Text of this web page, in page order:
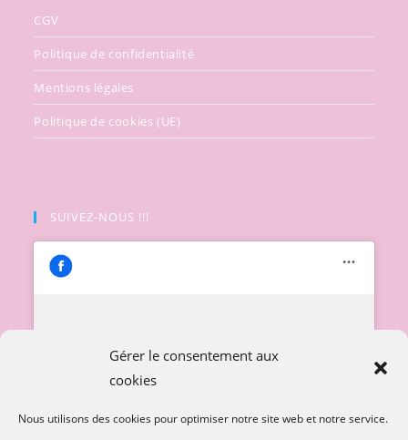
Gérer le consentement aux
cookies
Nous utilisons des cookies pour optimiser notre site web et notre service.
CGV
Politique de confidentialité
Mentions légales
Politique de cookies (UE)
SUIVEZ-NOUS !!!
Cliquez pour accepter les cookies
marketing et activer ce contenu